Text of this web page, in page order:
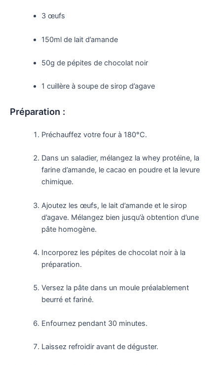
3 œufs
150ml de lait d’amande
50g de pépites de chocolat noir
1 cuillère à soupe de sirop d’agave
Préparation :
Préchauffez votre four à 180°C.
Dans un saladier, mélangez la whey protéine, la
farine d’amande, le cacao en poudre et la levure
chimique.
Ajoutez les œufs, le lait d’amande et le sirop
d’agave. Mélangez bien jusqu’à obtention d’une
pâte homogène.
Incorporez les pépites de chocolat noir à la
préparation.
Versez la pâte dans un moule préalablement
beurré et fariné.
Enfournez pendant 30 minutes.
Laissez refroidir avant de déguster.